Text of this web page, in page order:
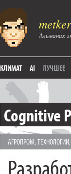
Альманах
КЛИМАТ AI ЛУЧШЕЕ
Cognitive
АГРОПРОМ,ТЕХНОЛОГИИ,